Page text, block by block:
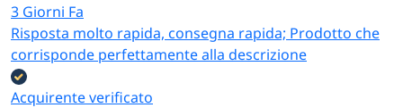
3 Giorni Fa
Risposta molto rapida, consegna rapida; Prodotto che
corrisponde perfettamente alla descrizione
Acquirente verificato